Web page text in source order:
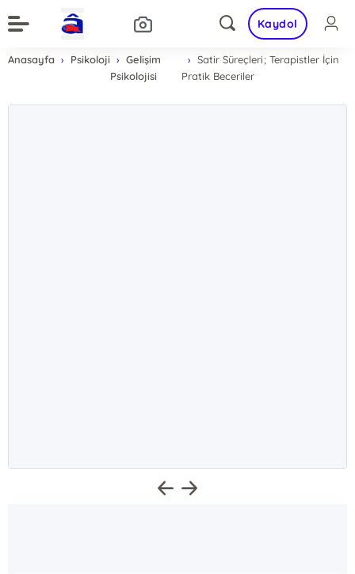
Kaydol
Anasayfa Psikoloji
Gelişim
Psikolojisi
Satir Süreçleri; Terapistler İçin
Pratik Beceriler